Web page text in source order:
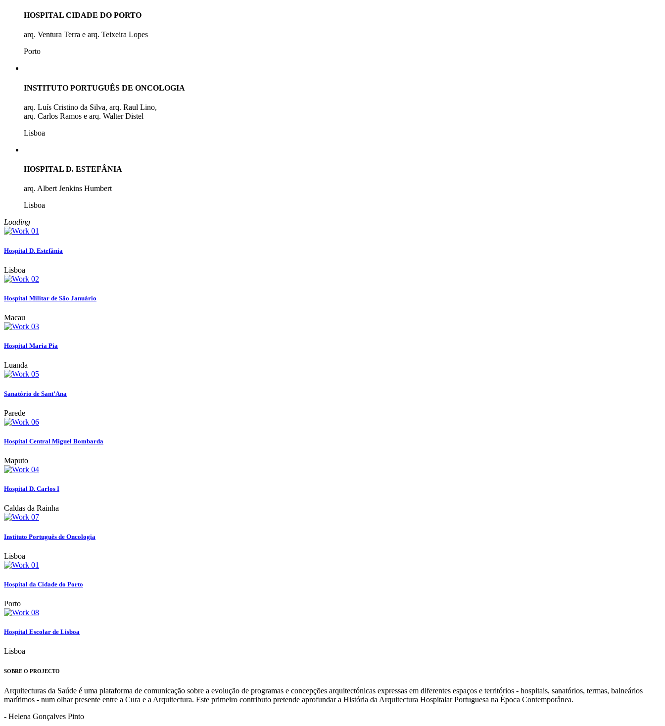
HOSPITAL CIDADE DO PORTO
arq. Ventura Terra e arq. Teixeira Lopes
Porto
INSTITUTO PORTUGUÊS DE ONCOLOGIA
arq. Luís Cristino da Silva, arq. Raul Lino,
arq. Carlos Ramos e arq. Walter Distel
Lisboa
HOSPITAL D. ESTEFÂNIA
arq. Albert Jenkins Humbert
Lisboa
Loading
Hospital D. Estefânia
Lisboa
Hospital Militar de São Januário
Macau
Hospital Maria Pia
Luanda
Sanatório de Sant’Ana
Parede
Hospital Central Miguel Bombarda
Maputo
Hospital D. Carlos I
Caldas da Rainha
Instituto Português de Oncologia
Lisboa
Hospital da Cidade do Porto
Porto
Hospital Escolar de Lisboa
Lisboa
SOBRE O PROJECTO
Arquitecturas da Saúde é uma plataforma de comunicação sobre a evolução de programas e concepções arquitectónicas expressas em diferentes espaços e territórios - hospitais, sanatórios, termas, balneários
marítimos - num olhar presente entre a Cura e a Arquitectura. Este primeiro contributo pretende aprofundar a História da Arquitectura Hospitalar Portuguesa na Época Contemporânea.
- Helena Gonçalves Pinto